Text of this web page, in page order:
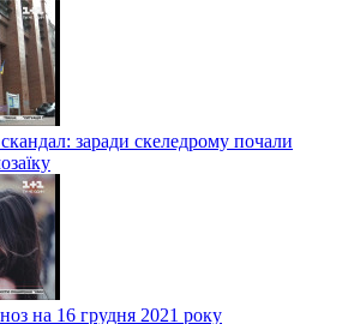
заради скеледрому почали
на 16 грудня 2021 року